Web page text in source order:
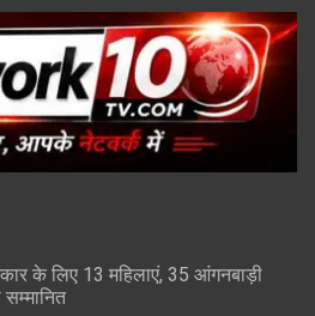
के लिए 13 महिलाएं, 35 आंगनबाड़ी
सम्मानित